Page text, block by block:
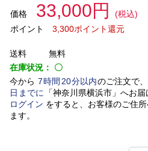
価格 33,000円
(税込)
ポイント
3,300ポイント還元
送料
無料
在庫状況： 〇
今から 7時間 20分以内のご注文で
日 までに 「神奈川県横浜市」 へお届
ログイン をすると、お客様のご住
ます。